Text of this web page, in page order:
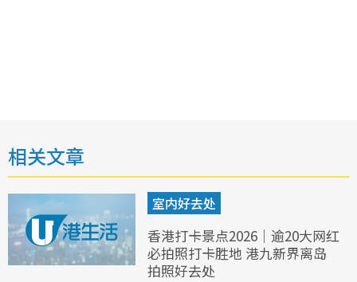
相关文章
室内好去处
香港打卡景点2026｜逾20大网红
必拍照打卡胜地 港九新界离岛
拍照好去处